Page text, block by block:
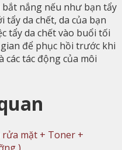
nắng nếu như bạn tẩy
tẩy da chết, da của bạn
tẩy da chết vào buổi tối
để phục hồi trước khi
tác động của môi